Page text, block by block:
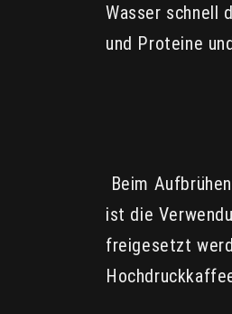
Wasser schnell
und Proteine
Beim
ist die
freigesetzt